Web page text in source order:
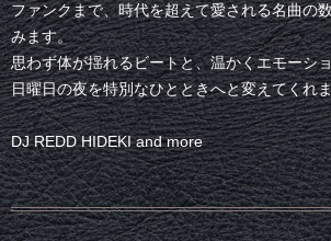
ファンクまで、時代を超えて愛される名曲の
みます。
思わず体が揺れるビートと、温かくエモーシ
日曜日の夜を特別なひとときへと変えてくれ
DJ REDD HIDEKI and more